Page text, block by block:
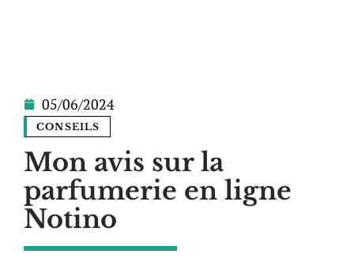
05/06/2024
CONSEILS
Mon avis sur la
parfumerie en ligne
Notino